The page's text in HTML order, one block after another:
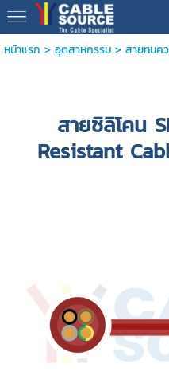
หน้าแรก > อุตสาหกรรม> สายทนค
สายซิลิโคน
Resistant